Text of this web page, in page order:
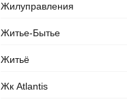
Жилуправления
Житье-Бытье
Житьё
Жк Atlantis